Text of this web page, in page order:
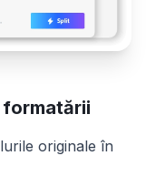
formatării
originale în